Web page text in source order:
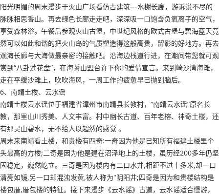
阳光明媚的周末漫步于火山广场看仿古建筑---水榭长廊，游诉说不尽的
脉脉相思香山。再去绿色长廊走走吧，深深吸一口饱含负氧离子的空气，
享受森林浴。午餐后参观火山古堡，中世纪风格的欧式古堡与碧海蓝天竟
然可以如此和谐的把火山岛的气质塑造得这般高贵，留影的好地方。再去
观海长廊与大海做最亲密的接触吧。沿海边栈道行进，在潮间带您就可观
赏到“八卦莲花盘”，在海誓山盟台许下你的爱情宣言。来到崎沙湾海滩，
走在平缓沙滩上，吹吹海风，一周工作的疲惫早已抛到脑后。
6、南靖土楼、云水谣
南靖土楼云水谣位于福建省漳州市南靖县长教村，“南靖云水谣”原名长
教，那里山川秀美、人文丰富。村中幽长古道、百年老榕、神奇土楼，还
有那灵山碧水，无不给人以超然的感觉 。
周末来南靖看土楼，和贵楼有四奇:一奇因为他是已知所有福建土楼里个
头最高的方楼;二奇是因为他是建在沼泽地上的土楼，虽历经200多年仍坚
固稳定，巍然屹立。三奇是因为楼内有二口水井,相距不过十多米,却一口
清亮如镜,另一口却混浊发黄,被人称为"阴阳井;四奇是因为和贵楼结构是
楼包厝,厝包楼的特征。接下来漫步《云水谣》古道，云水谣适合慢游，